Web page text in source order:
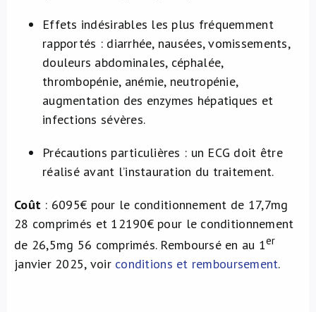
Effets indésirables les plus fréquemment
rapportés : diarrhée, nausées, vomissements,
douleurs abdominales, céphalée,
thrombopénie, anémie, neutropénie,
augmentation des enzymes hépatiques et
infections sévères.
Précautions particulières : un ECG doit être
réalisé avant l’instauration du traitement.
Coût : 6095€ pour le conditionnement de 17,7mg
28 comprimés et 12190€ pour le conditionnement
de 26,5mg 56 comprimés. Remboursé en au 1er
janvier 2025, voir conditions et remboursement.